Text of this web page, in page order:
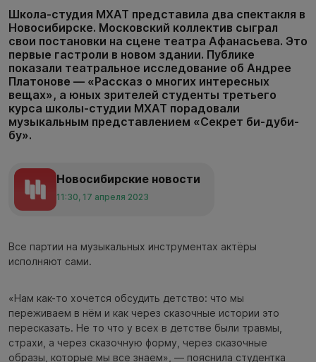
Школа-студия МХАТ представила два спектакля в
Новосибирске. Московский коллектив сыграл
свои постановки на сцене театра Афанасьева. Это
первые гастроли в новом здании. Публике
показали театральное исследование об Андрее
Платонове — «Рассказ о многих интересных
вещах», а юных зрителей студенты третьего
курса школы-студии МХАТ порадовали
музыкальным представлением «Секрет би-дуби-
бу».
Новосибирские новости
11:30, 17 апреля 2023
Все партии на музыкальных инструментах актёры
исполняют сами.
«Нам как-то хочется обсудить детство: что мы
переживаем в нём и как через сказочные истории это
пересказать. Не то что у всех в детстве были травмы,
страхи, а через сказочную форму, через сказочные
образы, которые мы все знаем», — пояснила студентка